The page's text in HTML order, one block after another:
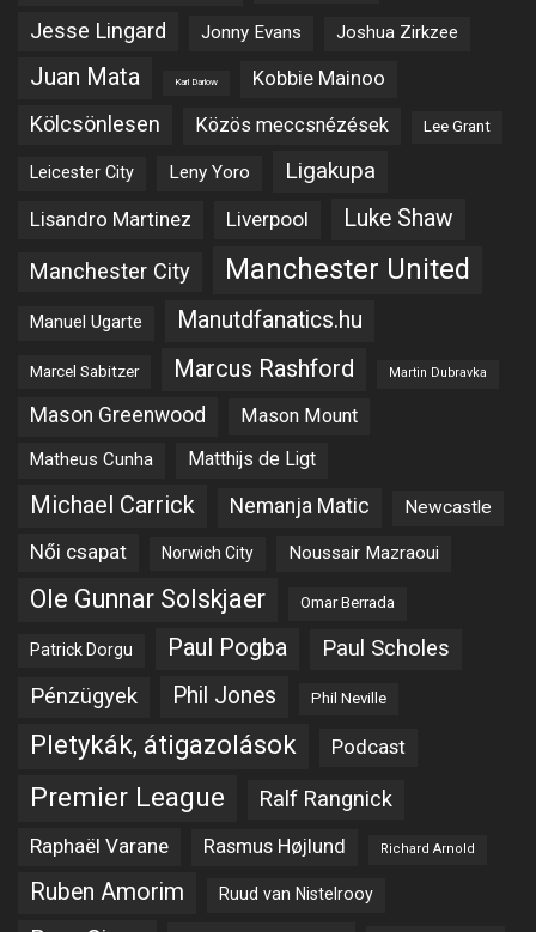
Jesse Lingard Jonny Evans Joshua Zirkzee
Juan Mata Karl Darlow Kobbie Mainoo
Kölcsönlesen Közös meccsnézések Lee Grant
Leicester City Leny Yoro Ligakupa
Lisandro Martinez Liverpool Luke Shaw
Manchester City Manchester United
Manuel Ugarte Manutdfanatics.hu
Marcel Sabitzer Marcus Rashford Martin Dubravka
Mason Greenwood Mason Mount
Matheus Cunha Matthijs de Ligt
Michael Carrick Nemanja Matic Newcastle
Női csapat Norwich City Noussair Mazraoui
Ole Gunnar Solskjaer Omar Berrada
Patrick Dorgu Paul Pogba Paul Scholes
Pénzügyek Phil Jones Phil Neville
Pletykák, átigazolások Podcast
Premier League Ralf Rangnick
Raphaël Varane Rasmus Højlund Richard Arnold
Ruben Amorim Ruud van Nistelrooy